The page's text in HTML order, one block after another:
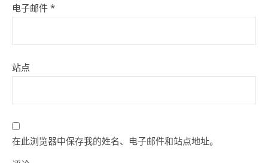
电子邮件 *
站点
在此浏览器中保存我的姓名、电子邮件和站点地址。